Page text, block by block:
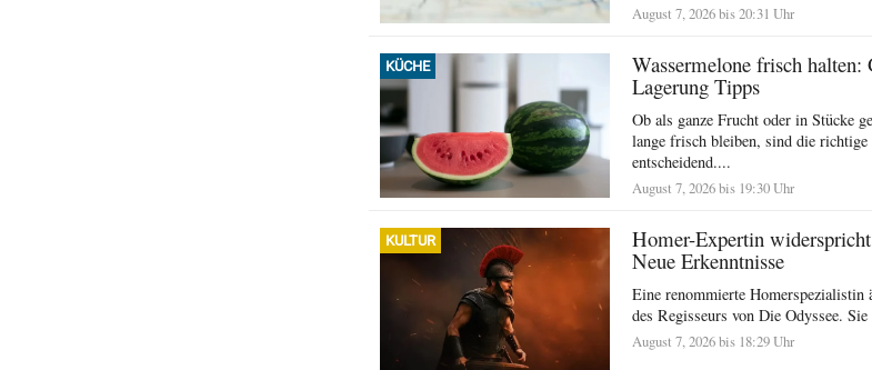
August 7, 2026 bis 20:31 Uhr
KÜCHE
Wassermelone frisch halten:
Lagerung Tipps
Ob als ganze Frucht oder in Stücke
lange frisch bleiben, sind die richtige
entscheidend....
August 7, 2026 bis 19:30 Uhr
KULTUR
Homer-Expertin
Neue Erkenntnisse
Eine renommierte
des Regisseurs von Die Odyssee.
August 7, 2026 bis 18:29 Uhr